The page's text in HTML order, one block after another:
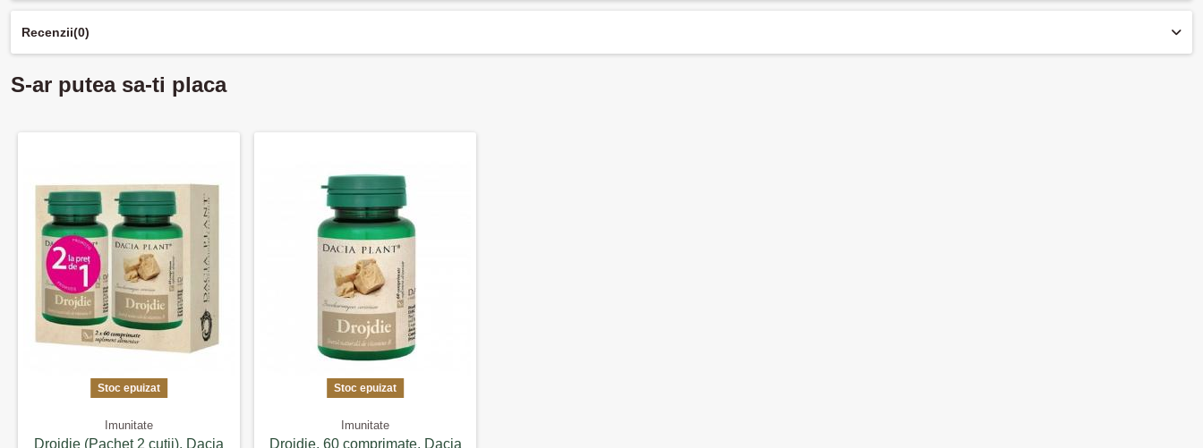
Recenzii(0)
S-ar putea sa-ti placa
Stoc epuizat
Imunitate
Drojdie (Pachet 2 cutii), Dacia
Stoc epuizat
Imunitate
Drojdie, 60 comprimate, Dacia